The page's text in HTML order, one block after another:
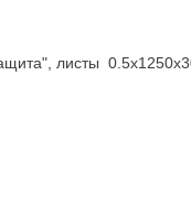
листы